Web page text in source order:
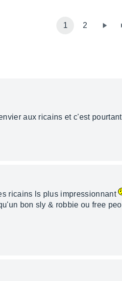
1 2
aux ricains et c'est
ricains ls plus impressionnant
bon sly & robbie ou free